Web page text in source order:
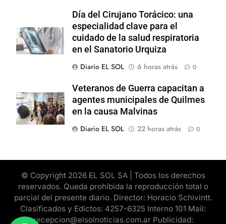
Día del Cirujano Torácico: una
especialidad clave para el
cuidado de la salud respiratoria
en el Sanatorio Urquiza
Diario EL SOL
6 horas atrás 0
Veteranos de Guerra capacitan a
agentes municipales de Quilmes
en la causa Malvinas
Diario EL SOL
22 horas atrás 0
© Copyright 2026 EL SOL SA | Todos los derechos
reservados. Queda prohibida la reproducción total o
parcial del presente diario. Director: Horacio Schivintt.
Clasificados y Edictos: 4257-6325 Interno 101 Mail:
recepcion@elsolnoticias.com.ar Publicidad: